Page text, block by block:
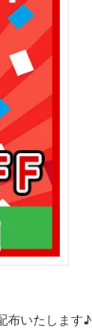
布いたします♪